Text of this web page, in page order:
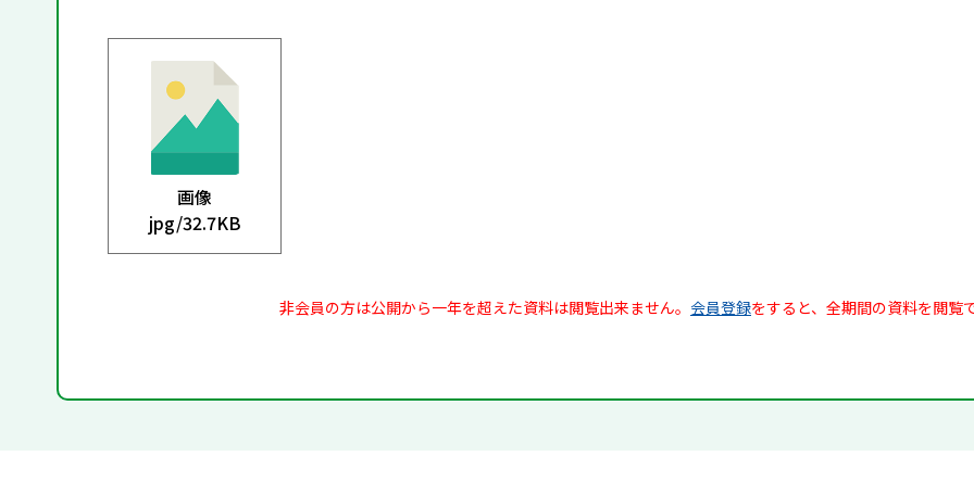
画像
jpg/32.7KB
非会員の方は公開から一年を超えた資料は閲覧出来ません。 会員登録をすると、全期間の資料を閲覧